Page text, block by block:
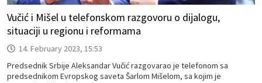
Vučić i Mišel u telefonskom razgovoru o dijalogu,
situaciji u regionu i reformama
14. February 2023, 15:53
Predsednik Srbije Aleksandar Vučić razgovarao je telefonom sa
predsednikom Evropskog saveta Šarlom Mišelom, sa kojim je